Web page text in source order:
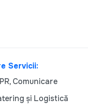
Servicii:
Comunicare
și Logistică